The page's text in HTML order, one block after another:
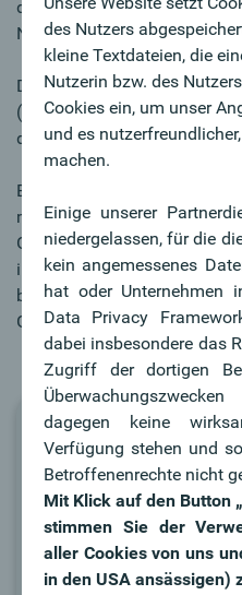
des Anteiles wird in
Nennwert (=Nominale),
Die Summe aller
(Gesamtnominale). Im
das Aktienkapital in
Eine Aktiengesellschaft
mit eigener
Gesellschafter:innen
in Anteilen (Aktien)
beteiligt sind, ohne
Gesellschaft zu haften.
Beratungstermin
vereinbaren
Persönliche Beratung ist
Banking.
des Nutzers
kleine Textdateien, die
Nutzerin bzw. des
Cookies ein, um unser
und es
machen.
Einige unserer
niedergelassen, für die
kein angemessenes
hat oder Unternehmen
Data Privacy
dabei insbesondere das
Zugriff der dortigen
dagegen keine
Verfügung stehen und
Betroffenenrechte nicht
Mit Klick auf den Button
stimmen Sie der
aller Cookies von uns
in den USA ansässigen)